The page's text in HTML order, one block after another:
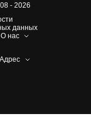
- 2026
данных
О нас
Адрес